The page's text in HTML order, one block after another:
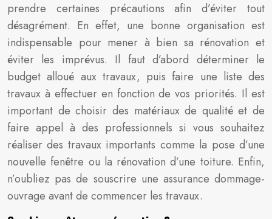
prendre certaines précautions afin d’éviter tout
désagrément. En effet, une bonne organisation est
indispensable pour mener à bien sa rénovation et
éviter les imprévus. Il faut d’abord déterminer le
budget alloué aux travaux, puis faire une liste des
travaux à effectuer en fonction de vos priorités. Il est
important de choisir des matériaux de qualité et de
faire appel à des professionnels si vous souhaitez
réaliser des travaux importants comme la pose d’une
nouvelle fenêtre ou la rénovation d’une toiture. Enfin,
n’oubliez pas de souscrire une assurance dommage-
ouvrage avant de commencer les travaux.